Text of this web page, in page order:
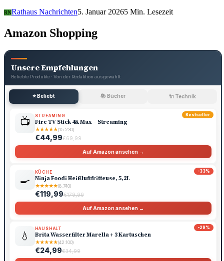
RNRathaus Nachrichten5. Januar 20265 Min. Lesezeit
Amazon Shopping
Unsere Empfehlungen
Beliebte Produkte · Von der Redaktion ausgewählt
⭐ Beliebt 📚 Bücher 🔌 Technik
Bestseller
📺 STREAMING
Fire TV Stick 4K Max – Streaming
★★★★★(15.230)
€44,99€69,99
Auf Amazon ansehen →
-33%
🍳
KÜCHE
Ninja Foodi Heißluftfritteuse, 5,2L
★★★★★(8.740)
€119,99€179,99
Auf Amazon ansehen →
-29%
💧
HAUSHALT
Brita Wasserfilter Marella + 3 Kartuschen
★★★★★(42.100)
€24,99€34,99